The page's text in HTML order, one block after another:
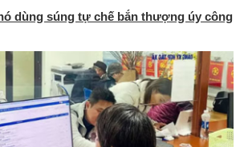
dùng súng tự chế bắn thượng úy công